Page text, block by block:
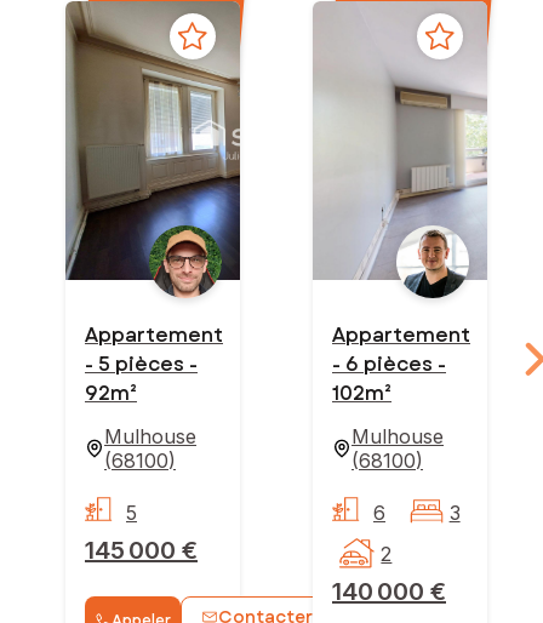
Appartement
- 5 pièces -
92m²
Mulhouse
(68100)
145 000 €
5
Contacter
Appartement
- 6 pièces -
102m²
Mulhouse
(68100)
140 000 €
6
3
2